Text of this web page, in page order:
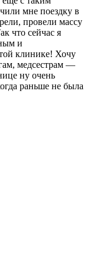
мне поездку в
провели массу
что сейчас я
и
клинике! Хочу
медсестрам —
ну очень
раньше не была